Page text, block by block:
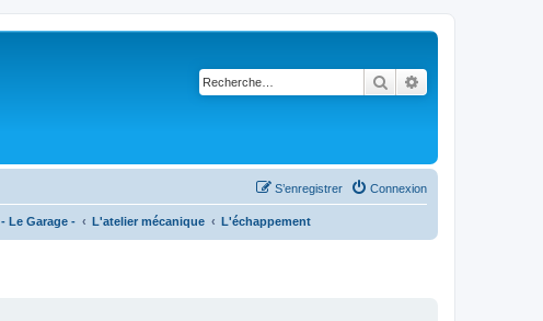
Rechercher
Connexion
S’enregistrer
- Le Garage - L'atelier mécanique L'échappement